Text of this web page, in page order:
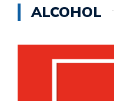
ALCOHOL